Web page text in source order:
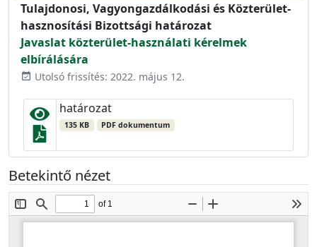
Tulajdonosi, Vagyongazdálkodási és Közterület-
hasznosítási Bizottsági határozat
Javaslat közterület-használati kérelmek
elbírálására
event_available Utolsó frissítés: 2022. május 12.
határozat
135 KB PDF dokumentum
Betekintő nézet